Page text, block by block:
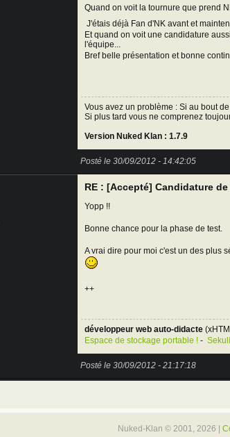
Quand on voit la tournure que prend
J'étais déjà Fan d'NK avant et
Et quand on voit une candidature
l'équipe...
Bref belle présentation et bonne
Vous avez un problème : Si au bout
Si plus tard vous ne comprenez
Version Nuked Klan : 1.7.9
Posté le 30/09/2012 - 14:42:05
RE : [Accepté] Candidature
Yopp !!
Bonne chance pour la phase de test.
A vrai dire pour moi c'est un des plus
++
développeur web auto-didacte
Espace de stockage portable !-
Posté le 30/09/2012 - 21:17:18
Nuked-Klan © 2001, 2026 |